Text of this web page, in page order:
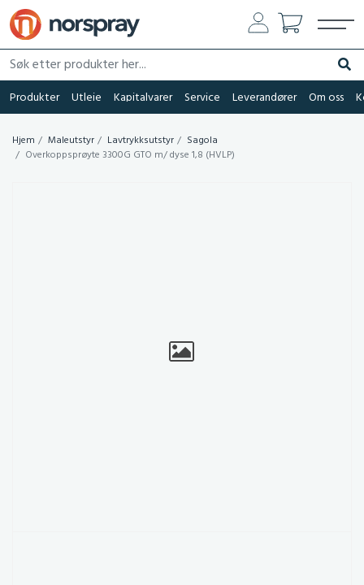
Søk etter produkter her...
Søk
Produkter Utleie Kapitalvarer Service Leverandører Om oss
Hjem Maleutstyr Lavtrykksutstyr
Sagola
Overkoppsprøyte 3300G GTO m/ dyse 1,8 (HVLP)